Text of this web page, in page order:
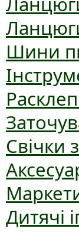
Шини
Свічки
Дитячі